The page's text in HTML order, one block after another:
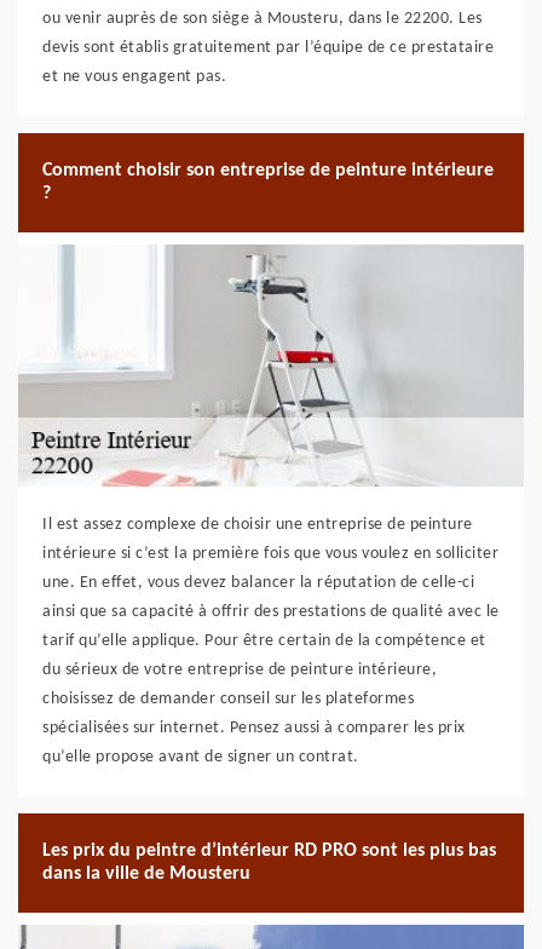
ou venir auprès de son siège à Mousteru, dans le 22200. Les
devis sont établis gratuitement par l’équipe de ce prestataire
et ne vous engagent pas.
Comment choisir son entreprise de peinture intérieure
?
Il est assez complexe de choisir une entreprise de peinture
intérieure si c’est la première fois que vous voulez en solliciter
une. En effet, vous devez balancer la réputation de celle-ci
ainsi que sa capacité à offrir des prestations de qualité avec le
tarif qu’elle applique. Pour être certain de la compétence et
du sérieux de votre entreprise de peinture intérieure,
choisissez de demander conseil sur les plateformes
spécialisées sur internet. Pensez aussi à comparer les prix
qu’elle propose avant de signer un contrat.
Les prix du peintre d’intérieur RD PRO sont les plus bas
dans la ville de Mousteru